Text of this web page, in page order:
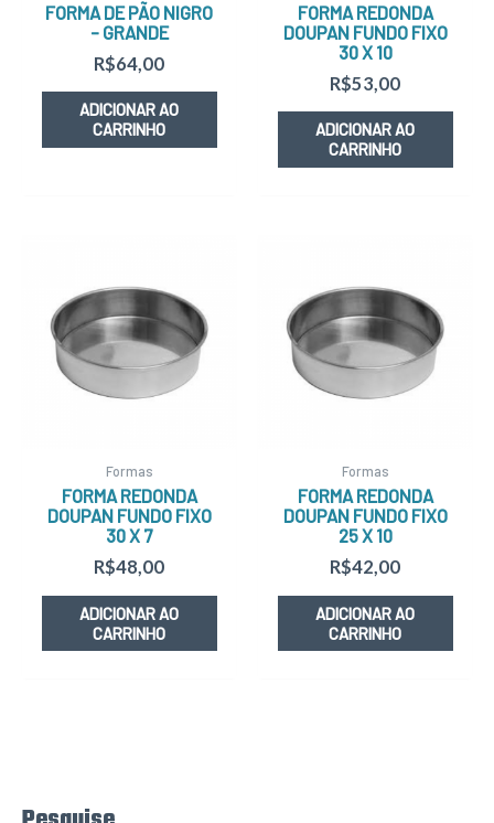
P
FORMA DE PÃO NIGRO
– GRANDE
R$64,00
ADICIONAR AO
CARRINHO
FORMA REDONDA
DOUPAN FUNDO FIXO
30 X 10
R$53,00
ADICIONAR AO
CARRINHO
Formas
FORMA REDONDA
DOUPAN FUNDO FIXO
30 X 7
R$48,00
ADICIONAR AO
CARRINHO
Formas
FORMA REDONDA
DOUPAN FUNDO FIXO
25 X 10
R$42,00
ADICIONAR AO
CARRINHO